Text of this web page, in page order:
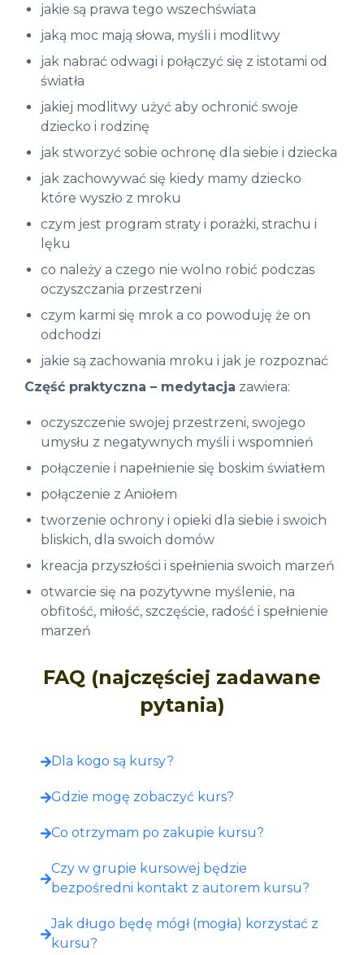
jakie są prawa tego wszechświata
jaką moc mają słowa, myśli i modlitwy
jak nabrać odwagi i połączyć się z istotami od
światła
jakiej modlitwy użyć aby ochronić swoje
dziecko i rodzinę
jak stworzyć sobie ochronę dla siebie i dziecka
jak zachowywać się kiedy mamy dziecko
które wyszło z mroku
czym jest program straty i porażki, strachu i
lęku
co należy a czego nie wolno robić podczas
oczyszczania przestrzeni
czym karmi się mrok a co powoduję że on
odchodzi
jakie są zachowania mroku i jak je rozpoznać
Część praktyczna – medytacja zawiera:
oczyszczenie swojej przestrzeni, swojego
umysłu z negatywnych myśli i wspomnień
połączenie i napełnienie się boskim światłem
połączenie z Aniołem
tworzenie ochrony i opieki dla siebie i swoich
bliskich, dla swoich domów
kreacja przyszłości i spełnienia swoich marzeń
otwarcie się na pozytywne myślenie, na
obfitość, miłość, szczęście, radość i spełnienie
marzeń
FAQ (najczęściej zadawane
pytania)
Dla kogo są kursy?
Gdzie mogę zobaczyć kurs?​
Co otrzymam po zakupie kursu?​
Czy w grupie kursowej będzie
bezpośredni kontakt z autorem kursu?
Jak długo będę mógł (mogła) korzystać z
kursu?